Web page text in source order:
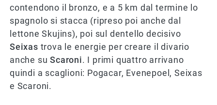
contendono il bronzo, e a 5 km dal termine lo
spagnolo si stacca (ripreso poi anche dal
lettone Skujins), poi sul dentello decisivo
Seixas trova le energie per creare il divario
anche suScaroni. I primi quattro arrivano
quindi a scaglioni: Pogacar, Evenepoel, Seixas
e Scaroni.